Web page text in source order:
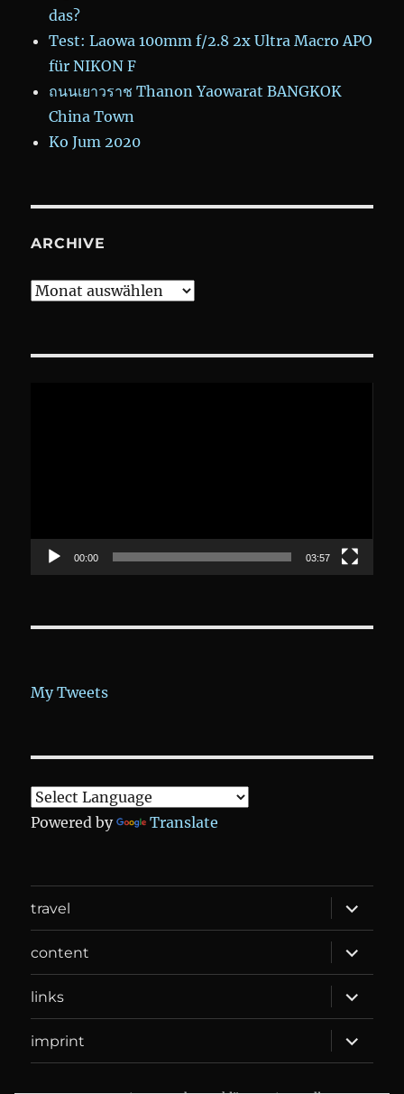
das?
Test: Laowa 100mm f/2.8 2x Ultra Macro APO
für NIKON F
ถนนเยาวราช Thanon Yaowarat BANGKOK
China Town
Ko Jum 2020
ARCHIVE
Archive
00:00 03:57
My Tweets
Powered by Translate
travel
expand
child
menu
content
expand
child
menu
links
expand
child
menu
imprint
expand
child
menu